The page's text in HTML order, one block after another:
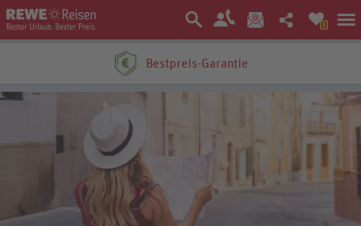
0
Bestpreis-Garantie